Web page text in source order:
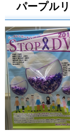
パープル